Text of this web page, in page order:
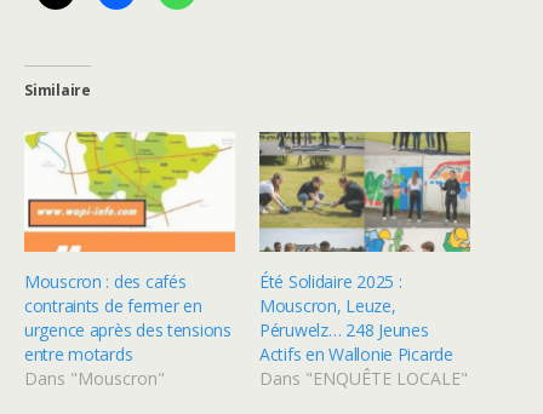
Similaire
Mouscron : des cafés
contraints de fermer en
urgence après des tensions
entre motards
Dans "Mouscron"
Été Solidaire 2025 :
Mouscron, Leuze,
Péruwelz… 248 Jeunes
Actifs en Wallonie Picarde
Dans "ENQUÊTE LOCALE"